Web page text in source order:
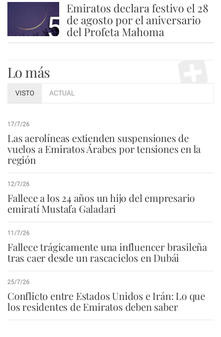
5
Emiratos declara festivo el 28
de agosto por el aniversario
del Profeta Mahoma
Lo más
VISTO ACTUAL
17/7/26
Las aerolíneas extienden suspensiones de
vuelos a Emiratos Árabes por tensiones en la
región
12/7/26
Fallece a los 24 años un hijo del empresario
emiratí Mustafa Galadari
11/7/26
Fallece trágicamente una influencer brasileña
tras caer desde un rascacielos en Dubái
25/7/26
Conflicto entre Estados Unidos e Irán: Lo que
los residentes de Emiratos deben saber